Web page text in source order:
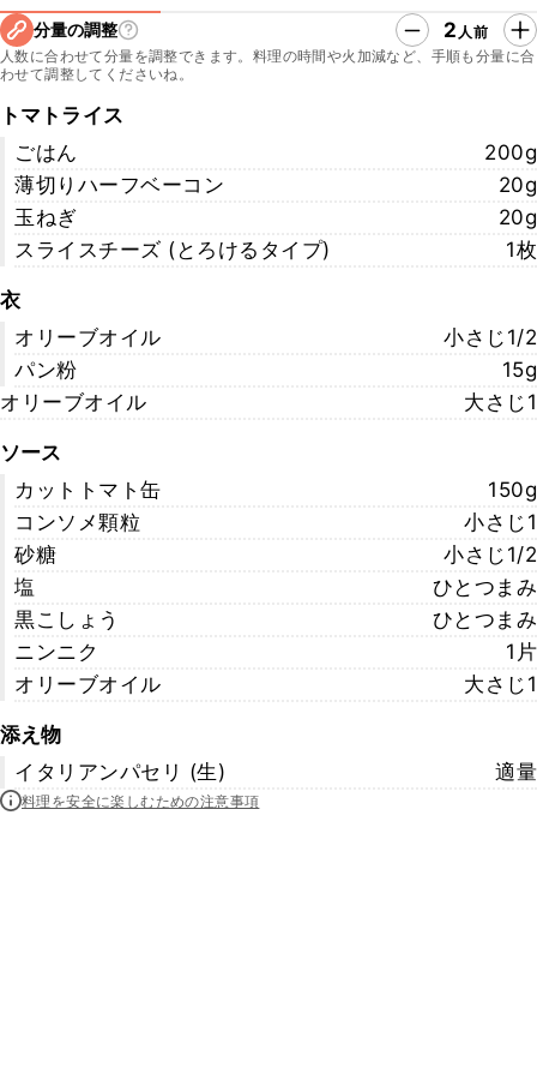
分量の調整 2 人前
人数に合わせて分量を調整できます。料理の時間や火加減など、手順も分量に合
わせて調整してくださいね。
トマトライス
ごはん
200g
薄切りハーフベーコン
20g
玉ねぎ
20g
スライスチーズ (とろけるタイプ)
1枚
衣
オリーブオイル
小さじ1/2
パン粉
15g
オリーブオイル
大さじ1
ソース
カットトマト缶
150g
コンソメ顆粒
小さじ1
砂糖
小さじ1/2
塩
ひとつまみ
黒こしょう
ひとつまみ
ニンニク
1片
オリーブオイル
大さじ1
添え物
イタリアンパセリ (生)
適量
料理を安全に楽しむための注意事項